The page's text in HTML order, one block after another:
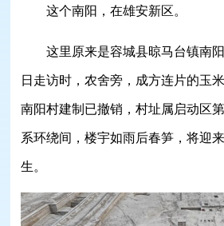
这个南阳，在雄安新区。
这里原来是容城县晾马台镇南
日走访时，农舍旁，成方连片的玉
南阳村建制已撤销，村址属启动区
系环绕间，楼宇如雨后春笋，将迎
生。